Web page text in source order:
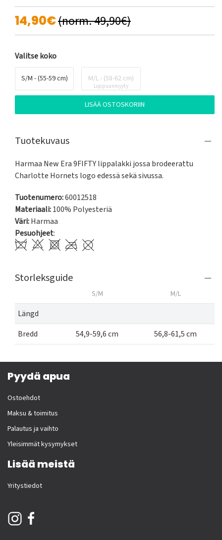
14,90€(norm. 49,90€)
Valitse koko
S/M - (55-59 cm) M/L - (58-62 cm)
Loppuunmyyty
LISÄÄ OSTOSKORIIN
Tuotekuvaus
Harmaa New Era 9FIFTY lippalakki jossa brodeerattu
Charlotte Hornets logo edessä sekä sivussa.
Tuotenumero:60012518
Materiaali:100% Polyesteriä
Väri:Harmaa
Pesuohjeet:
Storleksguide
S/M M/L
Längd
Bredd
54,9-59,6 cm 56,8-61,5 cm
Pyydä apua
Ostoehdot
Maksu & toimitus
Palautus ja vaihto
Yleisimmät kysymykset
Lisää meistä
Yritystiedot